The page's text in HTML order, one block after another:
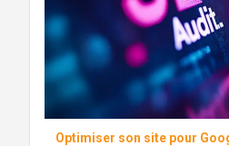
Optimiser son site pour